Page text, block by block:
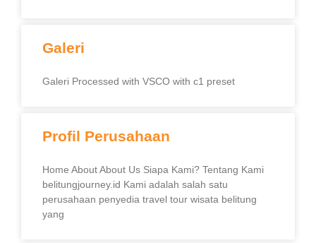
Galeri
Galeri Processed with VSCO with c1 preset
Profil Perusahaan
Home About About Us Siapa Kami? Tentang Kami
belitungjourney.id Kami adalah salah satu
perusahaan penyedia travel tour wisata belitung
yang